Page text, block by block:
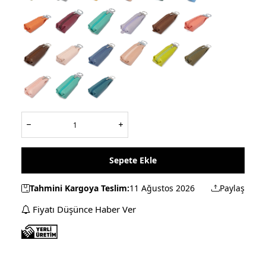
Sepete Ekle
Tahmini Kargoya Teslim:11 Ağustos 2026 Paylaş
Fiyatı Düşünce Haber Ver